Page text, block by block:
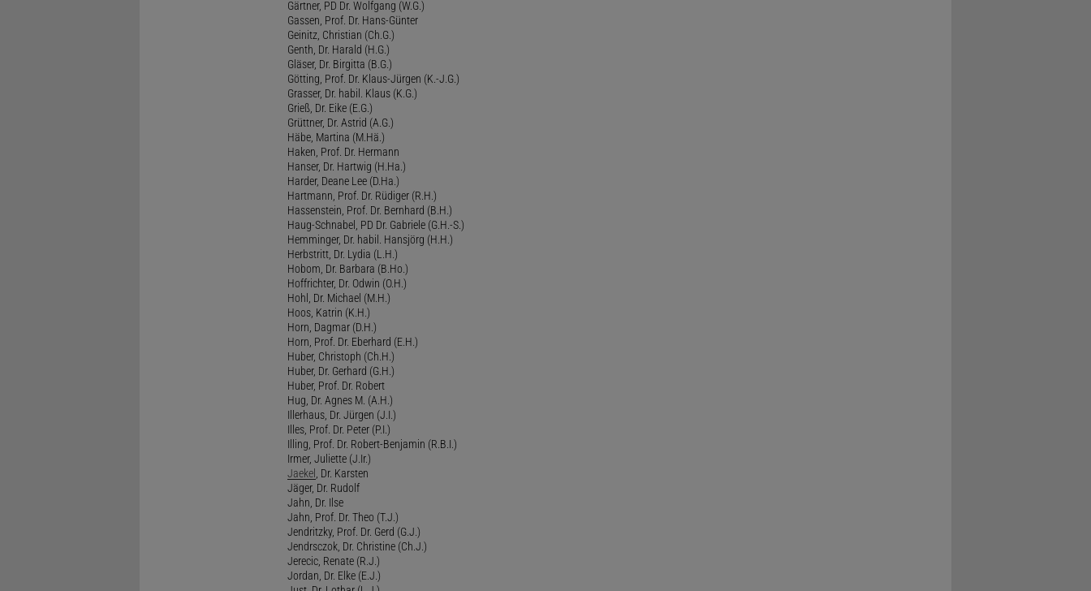
Gärtner, PD Dr. Wolfgang (W.G.)
Gassen, Prof. Dr. Hans-Günter
Geinitz, Christian (Ch.G.)
Genth, Dr. Harald (H.G.)
Gläser, Dr. Birgitta (B.G.)
Götting, Prof. Dr. Klaus-Jürgen (K.-J.G.)
Grasser, Dr. habil. Klaus (K.G.)
Grieß, Dr. Eike (E.G.)
Grüttner, Dr. Astrid (A.G.)
Häbe, Martina (M.Hä.)
Haken, Prof. Dr. Hermann
Hanser, Dr. Hartwig (H.Ha.)
Harder, Deane Lee (D.Ha.)
Hartmann, Prof. Dr. Rüdiger (R.H.)
Hassenstein, Prof. Dr. Bernhard (B.H.)
Haug-Schnabel, PD Dr. Gabriele (G.H.-S.)
Hemminger, Dr. habil. Hansjörg (H.H.)
Herbstritt, Dr. Lydia (L.H.)
Hobom, Dr. Barbara (B.Ho.)
Hoffrichter, Dr. Odwin (O.H.)
Hohl, Dr. Michael (M.H.)
Hoos, Katrin (K.H.)
Horn, Dagmar (D.H.)
Horn, Prof. Dr. Eberhard (E.H.)
Huber, Christoph (Ch.H.)
Huber, Dr. Gerhard (G.H.)
Huber, Prof. Dr. Robert
Hug, Dr. Agnes M. (A.H.)
Illerhaus, Dr. Jürgen (J.I.)
Illes, Prof. Dr. Peter (P.I.)
Illing, Prof. Dr. Robert-Benjamin (R.B.I.)
Irmer, Juliette (J.Ir.)
Jaekel , Dr. Karsten
Jäger, Dr. Rudolf
Jahn, Dr. Ilse
Jahn, Prof. Dr. Theo (T.J.)
Jendritzky, Prof. Dr. Gerd (G.J.)
Jendrsczok, Dr. Christine (Ch.J.)
Jerecic, Renate (R.J.)
Jordan, Dr. Elke (E.J.)